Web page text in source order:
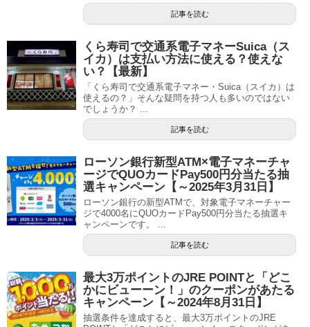
記事を読む
くら寿司で交通系電子マネーSuica（ス
イカ）は支払い方法に使える？使えな
い？【最新】
「くら寿司で交通系電子マネー・Suica（スイカ）は
使えるの？」そんな疑問を持つ人も多いのではない
でしょうか？ ...
記事を読む
ローソン銀行新型ATM×電子マネーチャ
ージでQUOカードPay500円分当たる抽
選キャンペーン【～2025年3月31日】
ローソン銀行の新型ATMで、対象電子マネーチャー
ジで4000名にQUOカードPay500円分当たる抽選キ
ャンペーンです。 ...
記事を読む
最大3万ポイントのJRE POINTと「どこ
かにビューーン！」のクーポンがあたる
キャンペーン【～2024年8月31日】
抽選条件を達成すると、最大3万ポイントのJRE